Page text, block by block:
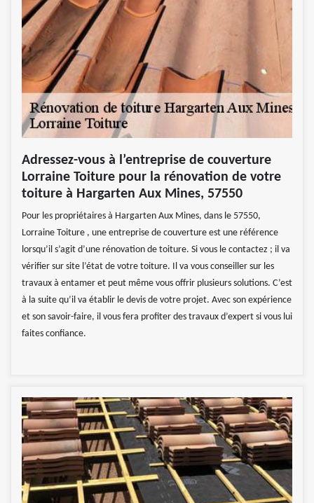
Adressez-vous à l’entreprise de couverture
Lorraine Toiture pour la rénovation de votre
toiture à Hargarten Aux Mines, 57550
Pour les propriétaires à Hargarten Aux Mines, dans le 57550,
Lorraine Toiture , une entreprise de couverture est une référence
lorsqu’il s’agit d’une rénovation de toiture. Si vous le contactez ; il va
vérifier sur site l’état de votre toiture. Il va vous conseiller sur les
travaux à entamer et peut même vous offrir plusieurs solutions. C’est
à la suite qu’il va établir le devis de votre projet. Avec son expérience
et son savoir-faire, il vous fera profiter des travaux d’expert si vous lui
faites confiance.